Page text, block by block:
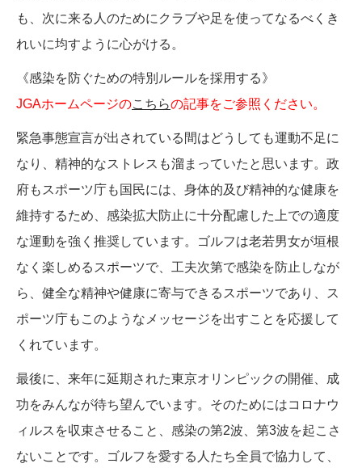
も、次に来る人のためにクラブや足を使ってなるべくき
れいに均すように心がける。
《感染を防ぐための特別ルールを採用する》
JGAホームページのこちらの記事をご参照ください。
緊急事態宣言が出されている間はどうしても運動不足に
なり、精神的なストレスも溜まっていたと思います。政
府もスポーツ庁も国民には、身体的及び精神的な健康を
維持するため、感染拡大防止に十分配慮した上での適度
な運動を強く推奨しています。ゴルフは老若男女が垣根
なく楽しめるスポーツで、工夫次第で感染を防止しなが
ら、健全な精神や健康に寄与できるスポーツであり、ス
ポーツ庁もこのようなメッセージを出すことを応援して
くれています。
最後に、来年に延期された東京オリンピックの開催、成
功をみんなが待ち望んでいます。そのためにはコロナウ
ィルスを収束させること、感染の第2波、第3波を起こさ
ないことです。ゴルフを愛する人たち全員で協力して、